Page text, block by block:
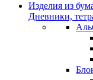
Изделия из
Дневники,